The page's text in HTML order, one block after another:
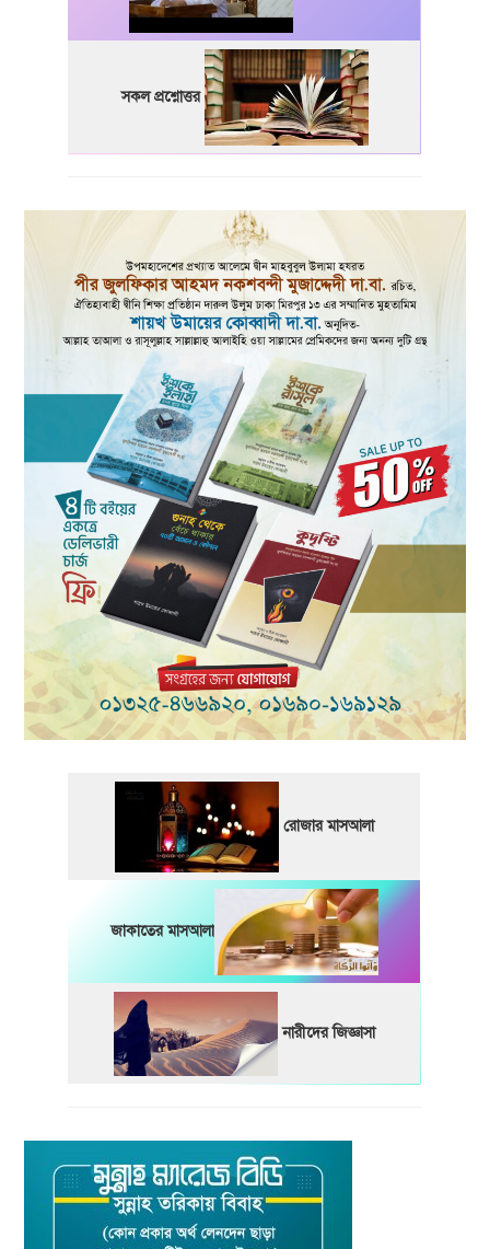
সকল প্রশ্নোত্তর
রোজার মাসআলা
জাকাতের মাসআলা
নারীদের জিজ্ঞাসা